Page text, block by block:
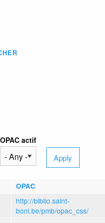
OPAC actif
OPAC
http://biblio.saint-
boni.be/pmb/opac_css/